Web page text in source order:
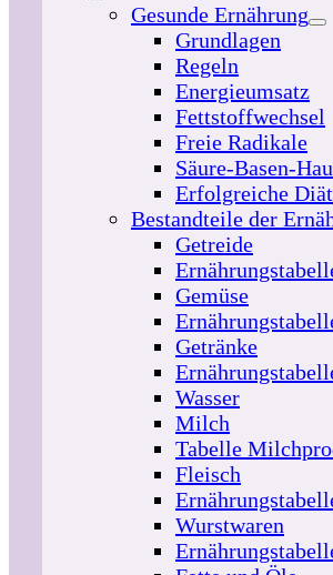
Gesunde Ernährung
Grundlagen
Regeln
Energieumsatz
Fettstoffwechsel
Freie Radikale
Säure-Basen-
Erfolgreiche Diät
Bestandteile der
Getreide
Gemüse
Getränke
Wasser
Milch
Tabelle
Fleisch
Wurstwaren